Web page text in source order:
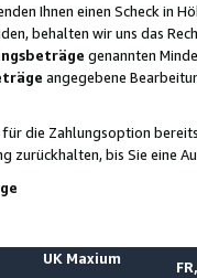
Ihnen einen Scheck in
behalten wir uns das
genannten
angegebene
die Zahlungsoption
zurückhalten, bis Sie
UK Maxium